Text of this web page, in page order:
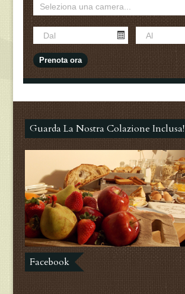
Guarda La Nostra Colazione Inclusa!
Facebook